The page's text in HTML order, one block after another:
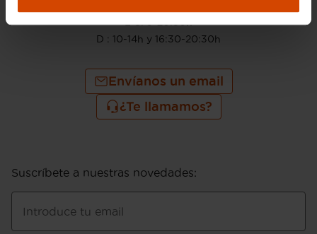
L-S: 9-20:30h
D : 10-14h y 16:30-20:30h
Envíanos un email
¿Te llamamos?
Suscríbete a nuestras novedades:
Introduce tu email